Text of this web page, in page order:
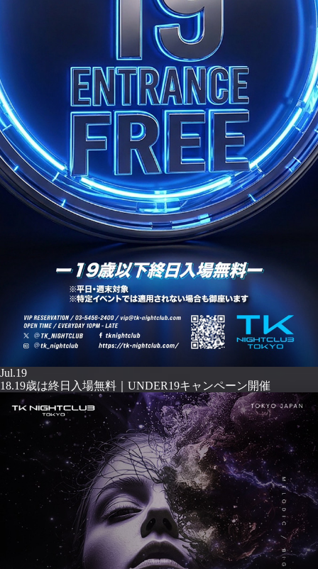
Jul.19
18.19歳は終日入場無料｜UNDER19キャンペーン開催